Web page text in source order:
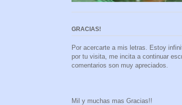
GRACIAS!
Por acercarte a mis letras. Estoy
por tu visita, me incita a continuar
comentarios son muy apreciados.
Mil y muchas mas Gracias!!